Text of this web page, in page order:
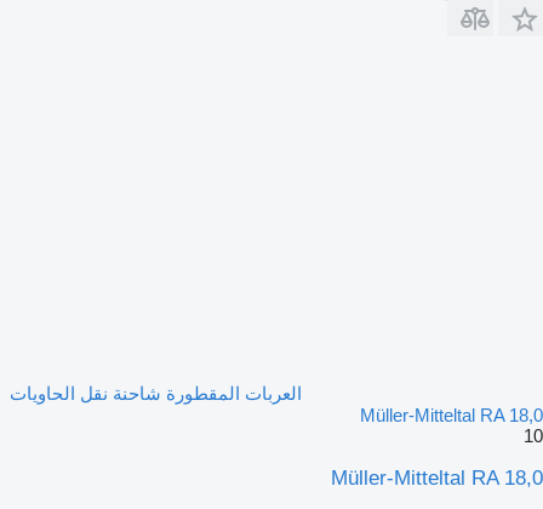
العربات المقطورة شاحنة نقل الحاويات
Müller-Mitteltal RA 18,0
10
Müller-Mitteltal RA 18,0